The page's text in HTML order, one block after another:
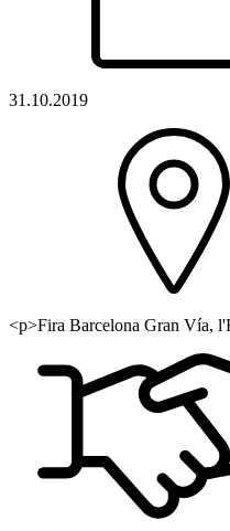
31.10.2019
<p>Fira Barcelona Gran Vía,